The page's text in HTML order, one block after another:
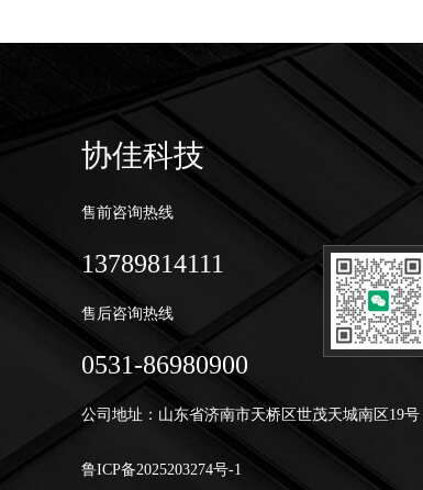
协佳科技
售前咨询热线
13789814111
售后咨询热线
0531-86980900
公司地址：山东省济南市天桥区世茂天城南区19号
鲁ICP备2025203274号-1